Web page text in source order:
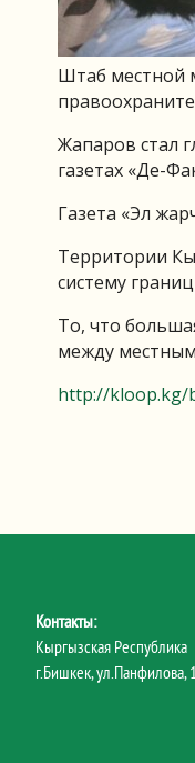
Штаб местной
Жапаров стал
газетах «Де-
Газета «Эл
Территории
систему
То, что
между
http://kloop.kg/
Контакты:
Кыргызская Республика
г.Бишкек, ул.Панфилова,